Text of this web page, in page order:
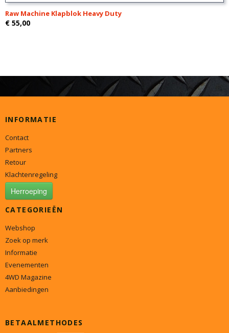
Raw Machine Klapblok Heavy Duty
€ 55,00
INFORMATIE
Contact
Partners
Retour
Klachtenregeling
Herroeping
CATEGORIEËN
Webshop
Zoek op merk
Informatie
Evenementen
4WD Magazine
Aanbiedingen
BETAALMETHODES